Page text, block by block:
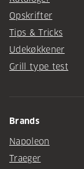
Opskrifter
Tips & Tricks
Udekøkkener
Grill type test
Brands
Napoleon
Traeger